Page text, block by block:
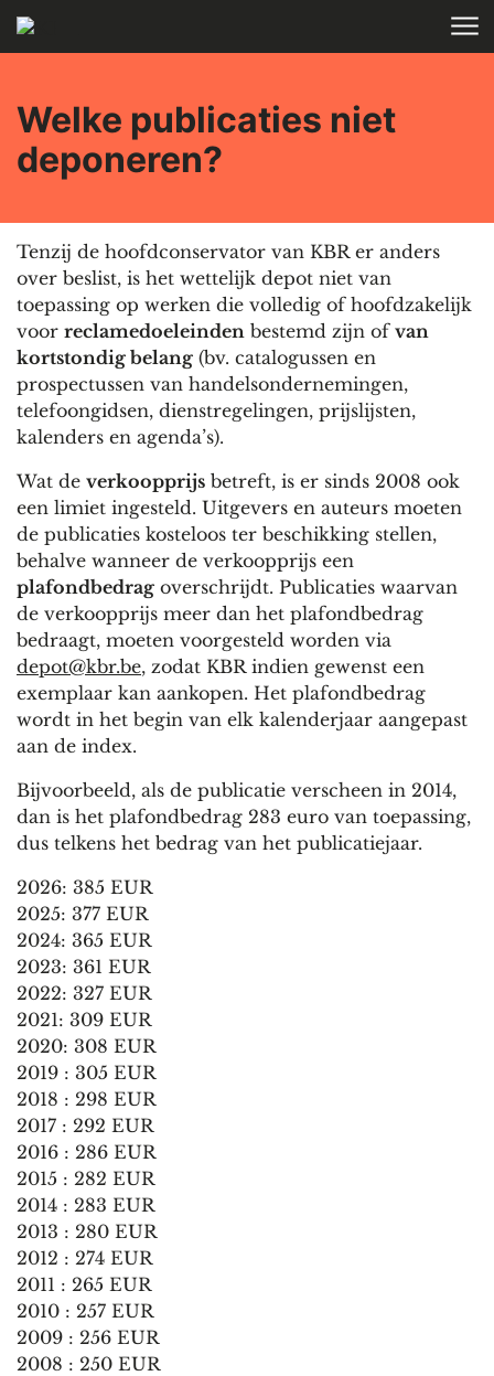
Skip to main content
Welke publicaties niet
deponeren?
Tenzij de hoofdconservator van KBR er anders
over beslist, is het wettelijk depot niet van
toepassing op werken die volledig of hoofdzakelijk
voor reclamedoeleinden bestemd zijn of van
kortstondig belang (bv. catalogussen en
prospectussen van handelsondernemingen,
telefoongidsen, dienstregelingen, prijslijsten,
kalenders en agenda’s).
Wat de verkoopprijs betreft, is er sinds 2008 ook
een limiet ingesteld. Uitgevers en auteurs moeten
de publicaties kosteloos ter beschikking stellen,
behalve wanneer de verkoopprijs een
plafondbedrag overschrijdt. Publicaties waarvan
de verkoopprijs meer dan het plafondbedrag
bedraagt, moeten voorgesteld worden via
depot@kbr.be, zodat KBR indien gewenst een
exemplaar kan aankopen. Het plafondbedrag
wordt in het begin van elk kalenderjaar aangepast
aan de index.
Bijvoorbeeld, als de publicatie verscheen in 2014,
dan is het plafondbedrag 283 euro van toepassing,
dus telkens het bedrag van het publicatiejaar.
2026: 385 EUR
2025: 377 EUR
2024: 365 EUR
2023: 361 EUR
2022: 327 EUR
2021: 309 EUR
2020: 308 EUR
2019 : 305 EUR
2018 : 298 EUR
2017 : 292 EUR
2016 : 286 EUR
2015 : 282 EUR
2014 : 283 EUR
2013 : 280 EUR
2012 : 274 EUR
2011 : 265 EUR
2010 : 257 EUR
2009 : 256 EUR
2008 : 250 EUR